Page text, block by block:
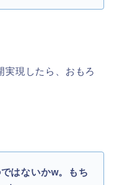
実現したら、おもろ
はないかw。もち